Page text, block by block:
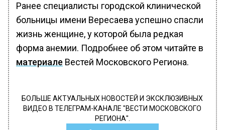
Ранее специалисты городской клинической
больницы имени Вересаева успешно спасли
жизнь женщине, у которой была редкая
форма анемии. Подробнее об этом читайте в
материале Вестей Московского Региона.
БОЛЬШЕ АКТУАЛЬНЫХ НОВОСТЕЙ И ЭКСКЛЮЗИВНЫХ
ВИДЕО В ТЕЛЕГРАМ-КАНАЛЕ "ВЕСТИ МОСКОВСКОГО
РЕГИОНА".